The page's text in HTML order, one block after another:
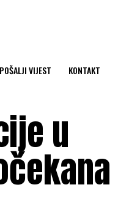
POŠALJI VIJEST KONTAKT
u